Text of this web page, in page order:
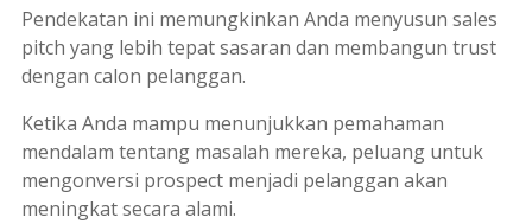
Pendekatan ini memungkinkan Anda menyusun sales
pitch yang lebih tepat sasaran dan membangun trust
dengan calon pelanggan.
Ketika Anda mampu menunjukkan pemahaman
mendalam tentang masalah mereka, peluang untuk
mengonversi prospectmenjadi pelanggan akan
meningkat secara alami.